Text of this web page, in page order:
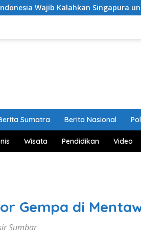
Kalahkan Singapura untuk Lolos ke
Sumatra Berita Nasional
Wisata Pendidikan Video
Gempa di
Sumbar